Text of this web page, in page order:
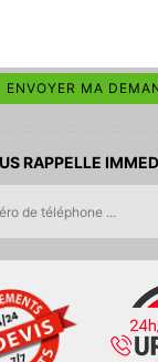
RAPPELLE